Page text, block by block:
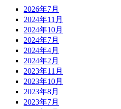
2026年7月
2024年11月
2024年10月
2024年7月
2024年4月
2024年2月
2023年11月
2023年10月
2023年8月
2023年7月